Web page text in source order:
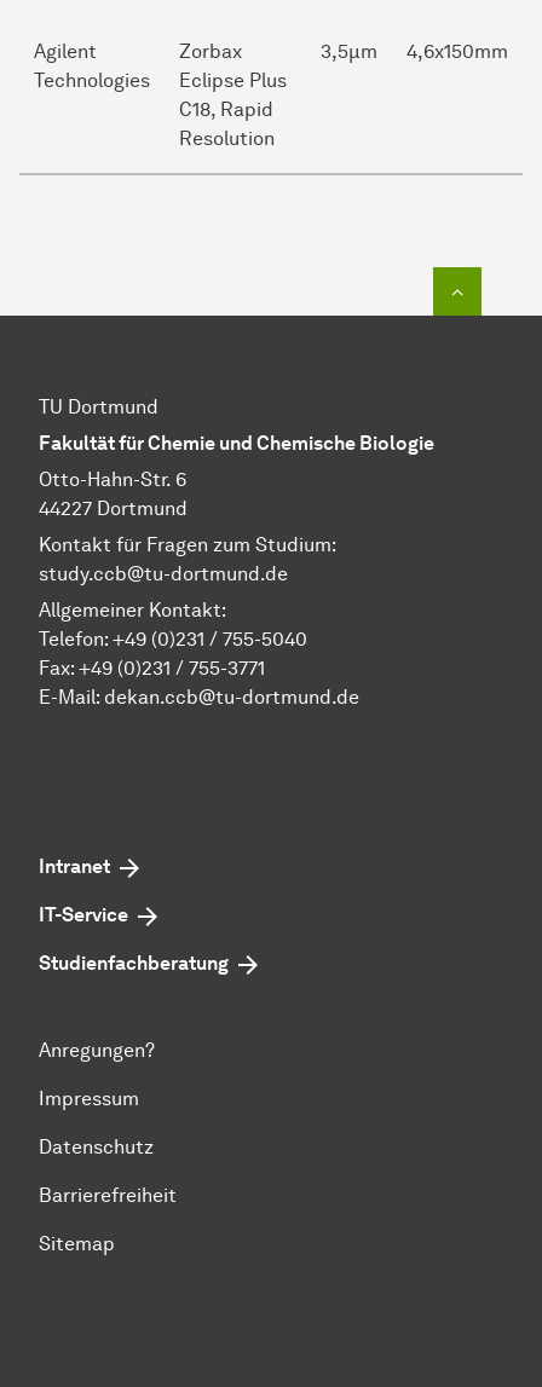
Agilent
Technologies
Zorbax
Eclipse Plus
C18, Rapid
Resolution
3,5µm 4,6x150mm
TU Dortmund
Fakultät für Chemie und Chemische Biologie
Otto-Hahn-Str. 6
44227 Dortmund
Kontakt für Fragen zum Studium:
study.ccb@tu-dortmund.de
Allgemeiner Kontakt:
Telefon: +49 (0)231 / 755-5040
Fax: +49 (0)231 / 755-3771
E-Mail: dekan.ccb@tu-dortmund.de
Intranet
IT-Service
Studienfachberatung
Anregungen?
Impressum
Datenschutz
Barrierefreiheit
Sitemap